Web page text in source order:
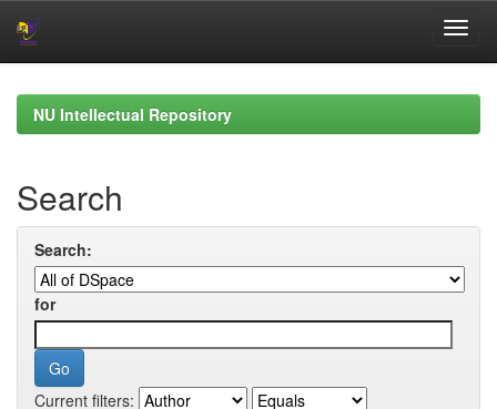
navigationNU Intellectual Repository
Search
Search:
for
Current filters: